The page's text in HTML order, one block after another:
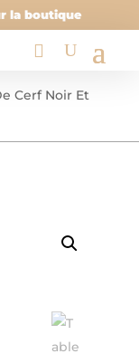
la boutique
Cerf Noir Et